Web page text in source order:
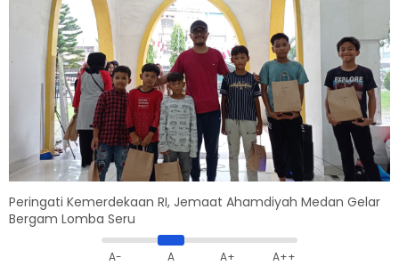
Peringati Kemerdekaan RI, Jemaat Ahamdiyah Medan Gelar
Bergam Lomba Seru
A- A A+ A++